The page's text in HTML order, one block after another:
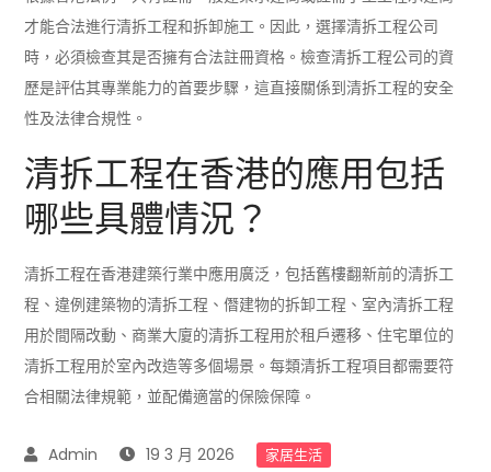
才能合法進行清拆工程和拆卸施工。因此，選擇清拆工程公司
時，必須檢查其是否擁有合法註冊資格。檢查清拆工程公司的資
歷是評估其專業能力的首要步驟，這直接關係到清拆工程的安全
性及法律合規性。
清拆工程在香港的應用包括
哪些具體情況？
清拆工程在香港建築行業中應用廣泛，包括舊樓翻新前的清拆工
程、違例建築物的清拆工程、僭建物的拆卸工程、室內清拆工程
用於間隔改動、商業大廈的清拆工程用於租戶遷移、住宅單位的
清拆工程用於室內改造等多個場景。每類清拆工程項目都需要符
合相關法律規範，並配備適當的保險保障。
19 3 月 2026 家居生活